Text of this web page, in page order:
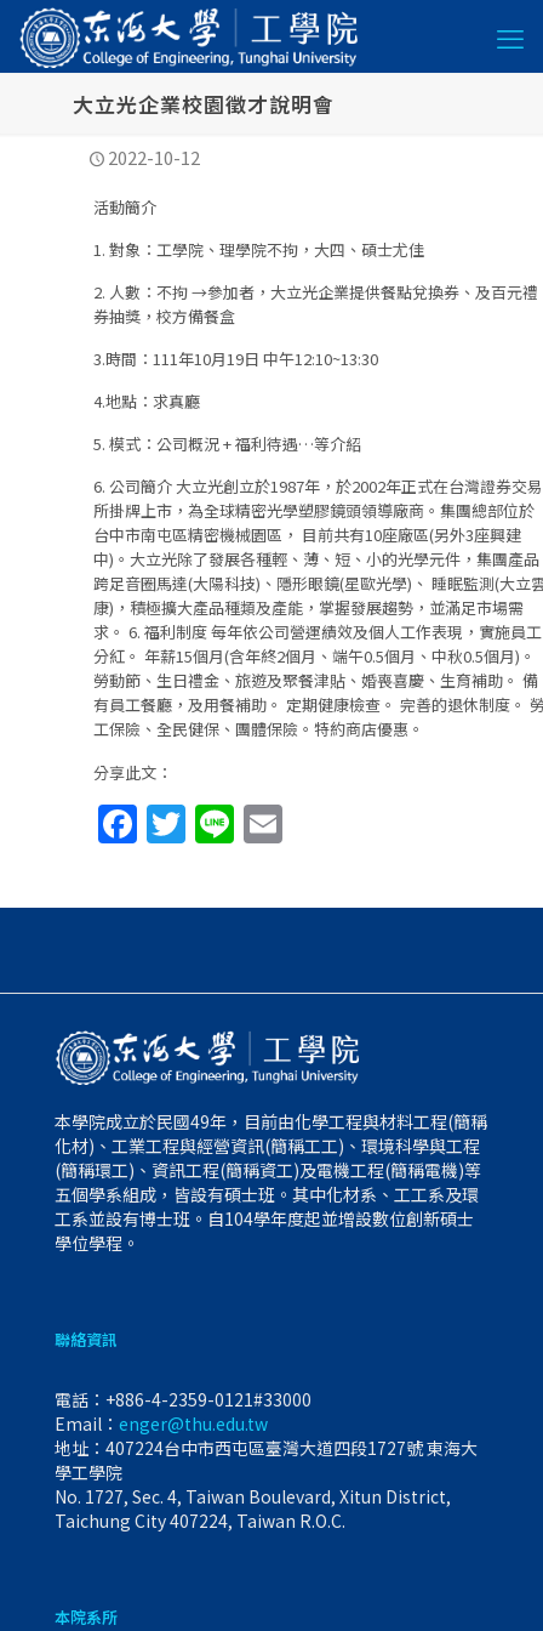
大立光企業校園徵才說明會
2022-10-12
活動簡介
1. 對象：工學院、理學院不拘，大四、碩士尤佳
2. 人數：不拘 →參加者，大立光企業提供餐點兌換券、及百元禮
券抽獎，校方備餐盒
3.時間：111年10月19日 中午12:10~13:30
4.地點：求真廳
5. 模式：公司概況 + 福利待遇…等介紹
6. 公司簡介 大立光創立於1987年，於2002年正式在台灣證券交易
所掛牌上市，為全球精密光學塑膠鏡頭領導廠商。集團總部位於
台中市南屯區精密機械園區， 目前共有10座廠區(另外3座興建
中)。大立光除了發展各種輕、薄、短、小的光學元件，集團產品
跨足音圈馬達(大陽科技)、隱形眼鏡(星歐光學)、 睡眠監測(大立
康)，積極擴大產品種類及產能，掌握發展趨勢，並滿足市場需
求。 6. 福利制度 每年依公司營運績效及個人工作表現，實施員工
分紅。 年薪15個月(含年終2個月、端午0.5個月、中秋0.5個月)。
勞動節、生日禮金、旅遊及聚餐津貼、婚喪喜慶、生育補助。 備
有員工餐廳，及用餐補助。 定期健康檢查。 完善的退休制度。
工保險、全民健保、團體保險。特約商店優惠。
分享此文：
Facebook
Twitter
LineEmail
本學院成立於民國49年，目前由化學工程與材料工程(簡稱
化材)、工業工程與經營資訊(簡稱工工)、環境科學與工程
(簡稱環工)、資訊工程(簡稱資工)及電機工程(簡稱電機)等
五個學系組成，皆設有碩士班。其中化材系、工工系及環
工系並設有博士班。自104學年度起並增設數位創新碩士
學位學程。
聯絡資訊
電話： +886-4-2359-0121#33000
Email： enger@thu.edu.tw
地址：407224台中市西屯區臺灣大道四段1727號 東海大
學工學院
No. 1727, Sec. 4, Taiwan Boulevard, Xitun District,
Taichung City 407224, Taiwan R.O.C.
本院系所